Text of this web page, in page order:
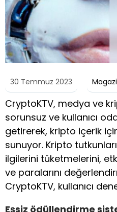
30 Temmuz 2023
CryptoKTV, medya ve
sorunsuz ve kullanıcı
getirerek, kripto içerik
sunuyor. Kripto
ilgilerini tüketmelerini,
ve paralarını
CryptoKTV, kullanıcı
Eşsiz ödüllendirme